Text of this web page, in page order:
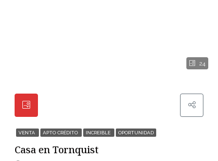
24
VENTA APTO CRÉDITO INCREIBLE OPORTUNIDAD
Casa en Tornquist